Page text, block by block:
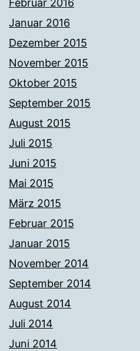
Februar 2016
Januar 2016
Dezember 2015
November 2015
Oktober 2015
September 2015
August 2015
Juli 2015
Juni 2015
Mai 2015
März 2015
Februar 2015
Januar 2015
November 2014
September 2014
August 2014
Juli 2014
Juni 2014